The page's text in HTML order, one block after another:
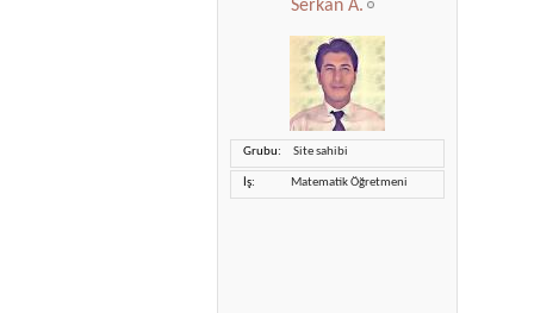
Serkan A.
Grubu Site sahibi
İş Matematik Öğretmeni